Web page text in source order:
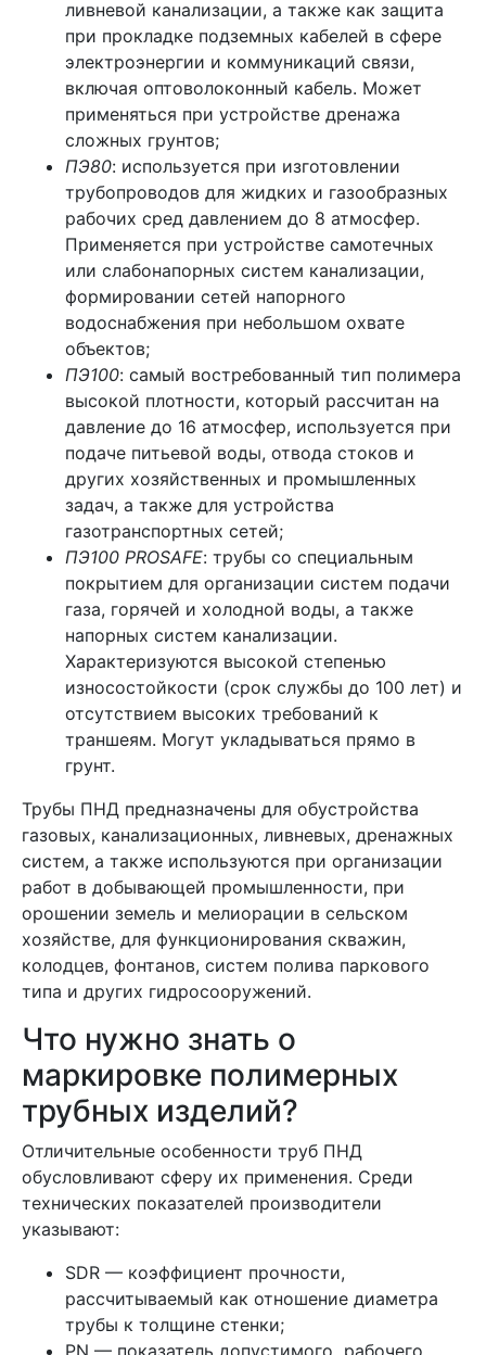
ливневой канализации, а также как защита
при прокладке подземных кабелей в сфере
электроэнергии и коммуникаций связи,
включая оптоволоконный кабель. Может
применяться при устройстве дренажа
сложных грунтов;
ПЭ80: используется при изготовлении
трубопроводов для жидких и газообразных
рабочих сред давлением до 8 атмосфер.
Применяется при устройстве самотечных
или слабонапорных систем канализации,
формировании сетей напорного
водоснабжения при небольшом охвате
объектов;
ПЭ100: самый востребованный тип полимера
высокой плотности, который рассчитан на
давление до 16 атмосфер, используется при
подаче питьевой воды, отвода стоков и
других хозяйственных и промышленных
задач, а также для устройства
газотранспортных сетей;
ПЭ100 PROSAFE: трубы со специальным
покрытием для организации систем подачи
газа, горячей и холодной воды, а также
напорных систем канализации.
Характеризуются высокой степенью
износостойкости (срок службы до 100 лет) и
отсутствием высоких требований к
траншеям. Могут укладываться прямо в
грунт.
Трубы ПНД предназначены для обустройства
газовых, канализационных, ливневых, дренажных
систем, а также используются при организации
работ в добывающей промышленности, при
орошении земель и мелиорации в сельском
хозяйстве, для функционирования скважин,
колодцев, фонтанов, систем полива паркового
типа и других гидросооружений.
Что нужно знать о
маркировке полимерных
трубных изделий?
Отличительные особенности труб ПНД
обусловливают сферу их применения. Среди
технических показателей производители
указывают:
SDR — коэффициент прочности,
рассчитываемый как отношение диаметра
трубы к толщине стенки;
PN — показатель допустимого рабочего